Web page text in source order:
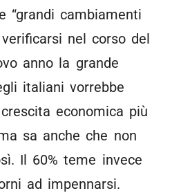
“grandi cambiamenti
nel corso del
anno la grande
italiani vorrebbe
economica più
sa anche che non
Il 60% teme invece
ad impennarsi.